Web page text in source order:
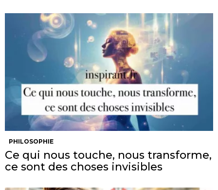
PHILOSOPHIE
Ce qui nous touche, nous transforme,
ce sont des choses invisibles